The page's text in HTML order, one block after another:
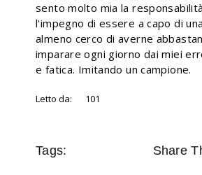
sento molto mia la
l'impegno di essere a capo di
almeno cerco di averne
imparare ogni giorno dai miei
e fatica. Imitando un campione.
Letto da: 101
Tags: Share